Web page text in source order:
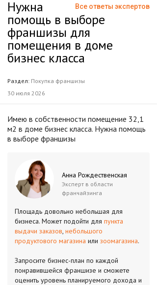
Все ответы экспертов
Нужна
помощь в выборе
франшизы для
помещения в доме
бизнес класса
Раздел: Покупка франшизы
30 июля 2026
Имею в собственности помещение 32,1
м2 в доме бизнес класса. Нужна помощь
в выборе франшизы
Анна Рождественская
Эксперт в области
франчайзинга
Площадь довольно небольшая для
бизнеса. Может подойти для пункта
выдачи заказов, небольшого
продуктового магазина или зоомагазина.
Запросите бизнес-план по каждой
понравившейся франшизе и сможете
оценить уровень планируемого дохода и